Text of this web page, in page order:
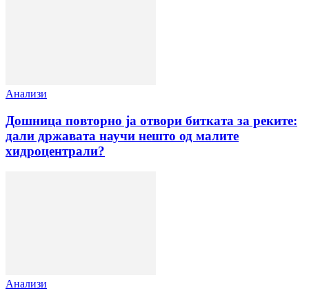
Анализи
Дошница повторно ја отвори битката за реките:
дали државата научи нешто од малите
хидроцентрали?
Анализи